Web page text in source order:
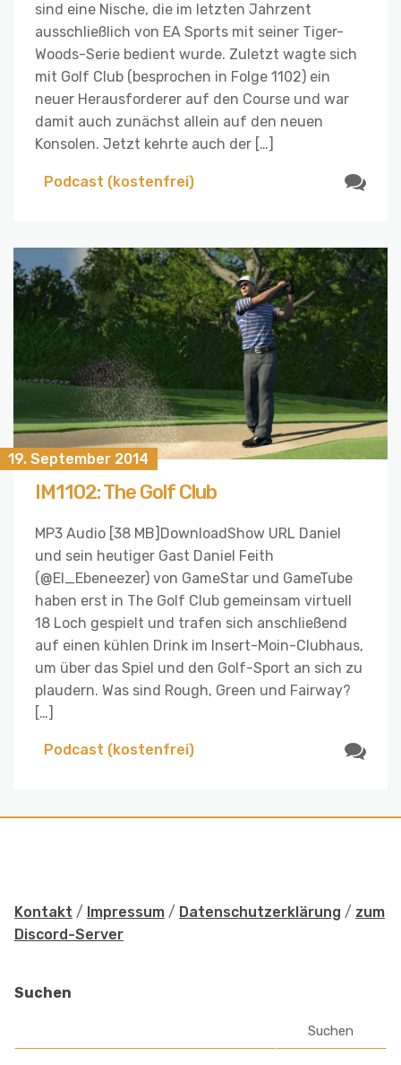
sind eine Nische, die im letzten Jahrzent
ausschließlich von EA Sports mit seiner Tiger-
Woods-Serie bedient wurde. Zuletzt wagte sich
mit Golf Club (besprochen in Folge 1102) ein
neuer Herausforderer auf den Course und war
damit auch zunächst allein auf den neuen
Konsolen. Jetzt kehrte auch der […]
Podcast (kostenfrei)
19. September 2014
IM1102: The Golf Club
MP3 Audio [38 MB]DownloadShow URL Daniel
und sein heutiger Gast Daniel Feith
(@El_Ebeneezer) von GameStar und GameTube
haben erst in The Golf Club gemeinsam virtuell
18 Loch gespielt und trafen sich anschließend
auf einen kühlen Drink im Insert-Moin-Clubhaus,
um über das Spiel und den Golf-Sport an sich zu
plaudern. Was sind Rough, Green und Fairway?
[…]
Podcast (kostenfrei)
Kontakt / Impressum / Datenschutzerklärung / zum
Discord-Server
Suchen
Suchen